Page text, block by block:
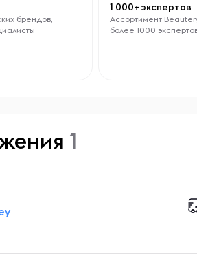
брендов,
1 000+ экспертов
Ассортимент
более 1000
1